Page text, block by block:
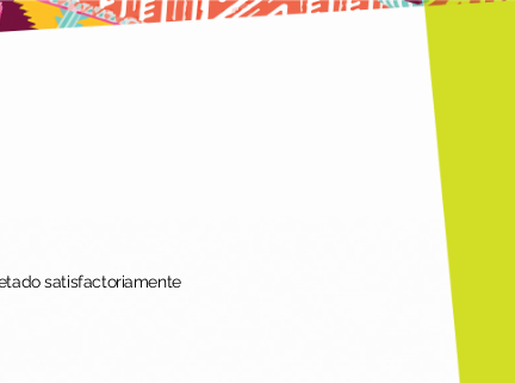
satisfactoriamente